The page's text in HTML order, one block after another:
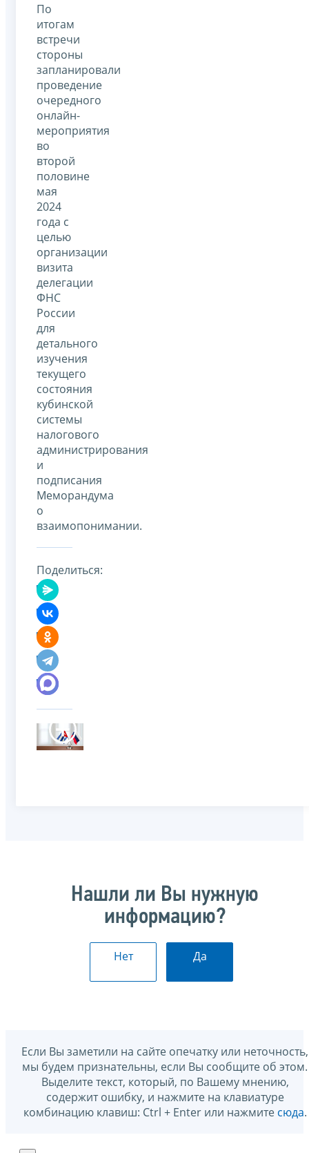
По
итогам
встречи
стороны
запланировали
проведение
очередного
онлайн-
мероприятия
во
второй
половине
мая
2024
года с
целью
организации
визита
делегации
ФНС
России
для
детального
изучения
текущего
состояния
кубинской
системы
налогового
администрирования
и
подписания
Меморандума
о
взаимопонимании.
Поделиться:
Нашли ли Вы нужную
информацию?
Нет Да
Если Вы заметили на сайте опечатку или неточность,
мы будем признательны, если Вы сообщите об этом.
Выделите текст, который, по Вашему мнению,
содержит ошибку, и нажмите на клавиатуре
комбинацию клавиш: Ctrl + Enter или нажмите сюда.